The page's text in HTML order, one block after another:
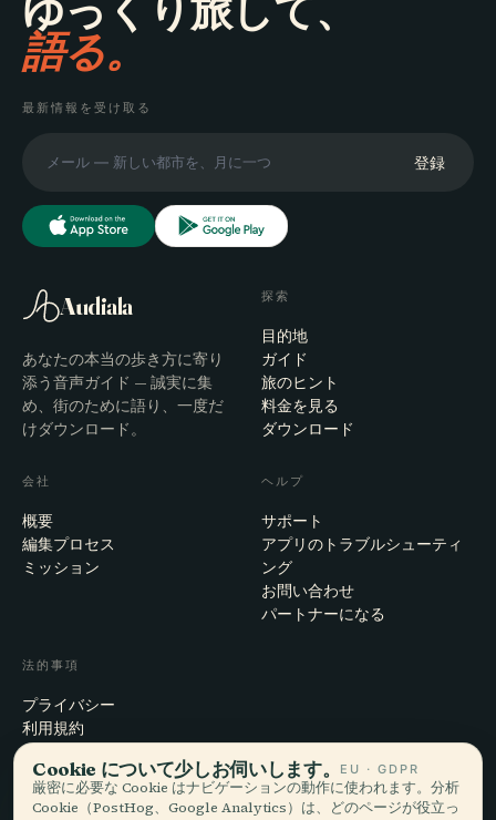
語る。
最新情報を受け取る
登録
Audiala
あなたの本当の歩き方に寄り
添う音声ガイド — 誠実に集
め、街のために語り、一度だ
けダウンロード。
探索
目的地
ガイド
旅のヒント
料金を見る
ダウンロード
会社
概要
編集プロセス
ミッション
ヘルプ
サポート
アプリのトラブルシューティ
ング
お問い合わせ
パートナーになる
法的事項
プライバシー
利用規約
Cookie設定
アカウント削除
Cookie について少しお伺いします。 EU · GDPR
厳密に必要な Cookie はナビゲーションの動作に使われます。分析
Cookie（PostHog、Google Analytics）は、どのページが役立っ